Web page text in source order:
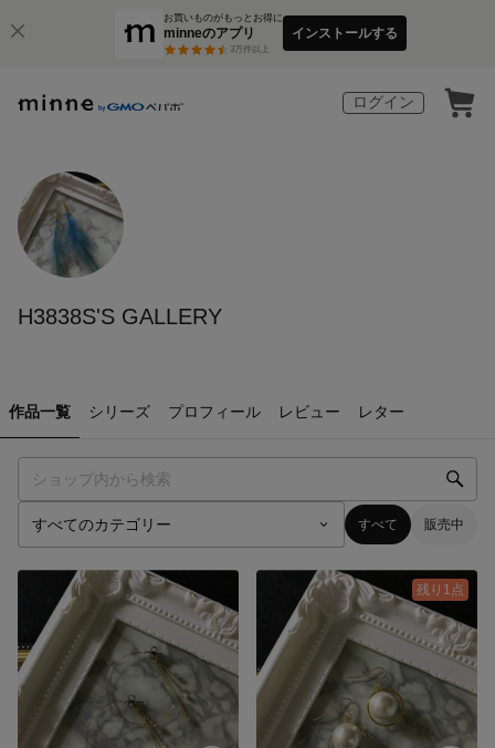
お買いものがもっとお得に
minneのアプリ
3万件以上
インストールする
ログイン
H3838S'S GALLERY
作品一覧 シリーズ プロフィール レビュー レター
すべて 販売中
残り1点